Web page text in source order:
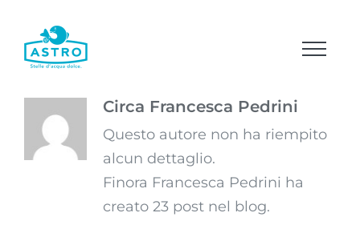
contenuto
Circa Francesca Pedrini
Questo autore non ha riempito
alcun dettaglio.
Finora Francesca Pedrini ha
creato 23 post nel blog.